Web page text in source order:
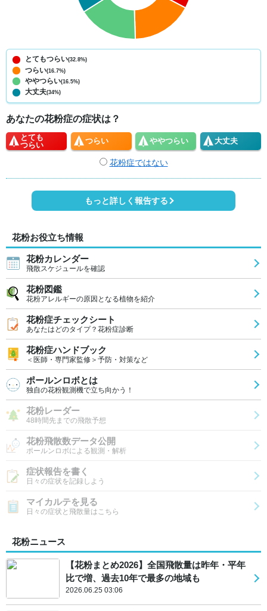
とてもつらい(32.8%)
つらい(16.7%)
ややつらい(16.5%)
大丈夫(34%)
あなたの花粉症の症状は？
とても
つらい
つらい ややつらい 大丈夫
花粉症ではない
もっと詳しく報告する
花粉お役立ち情報
花粉カレンダー
飛散スケジュールを確認
花粉図鑑
花粉アレルギーの原因となる植物を紹介
花粉症チェックシート
あなたはどのタイプ？花粉症診断
花粉症ハンドブック
＜医師・専門家監修＞予防・対策など
ポールンロボとは
独自の花粉観測機で立ち向かう！
花粉レーダー
48時間先までの飛散予想
花粉飛散数データ公開
ポールンロボによる観測・解析
症状報告を書く
日々の症状を記録しよう
マイカルテを見る
日々の症状と飛散量はこちら
花粉ニュース
【花粉まとめ2026】全国飛散量は昨年・平年
比で増、過去10年で最多の地域も
2026.06.25 03:06